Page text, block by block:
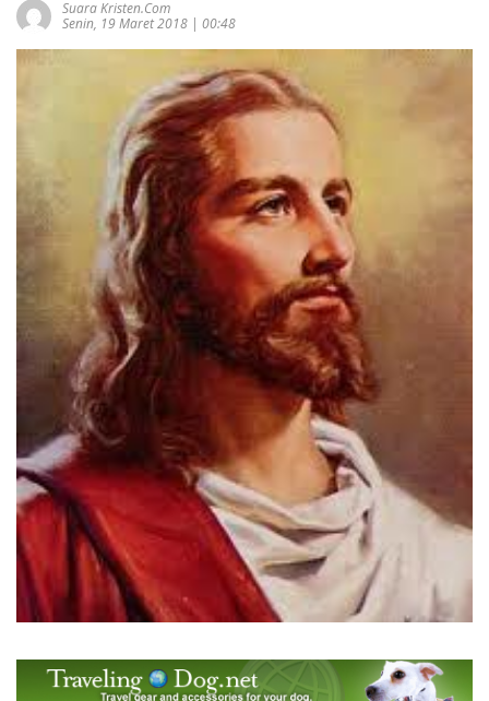
Suara Kristen.com
Senin, 19 Maret 2018 | 00:48